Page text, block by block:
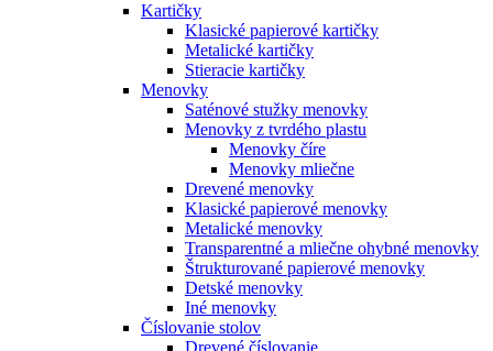
Kartičky
Klasické papierové kartičky
Metalické kartičky
Stieracie kartičky
Menovky
Saténové stužky menovky
Menovky z tvrdého plastu
Menovky číre
Menovky mliečne
Drevené menovky
Klasické papierové menovky
Metalické menovky
Transparentné a mliečne ohybné menovky
Štrukturované papierové menovky
Detské menovky
Iné menovky
Číslovanie stolov
Drevené číslovanie